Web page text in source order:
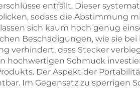
Ohrringen und
Armbändern
entfällt. Dieser
sodass die Abstimmung
sich kaum hoch genug
Beschädigungen, wie sie
dass Stecker
hochwertigen Schmuck
Der Aspekt der
Im Gegensatz zu sperrigen